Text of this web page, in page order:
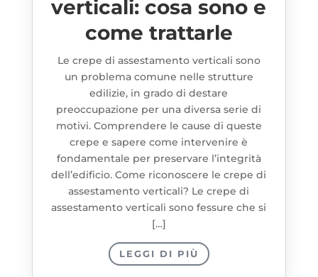
verticali: cosa sono e
come trattarle
Le crepe di assestamento verticali sono
un problema comune nelle strutture
edilizie, in grado di destare
preoccupazione per una diversa serie di
motivi. Comprendere le cause di queste
crepe e sapere come intervenire è
fondamentale per preservare l’integrità
dell’edificio. Come riconoscere le crepe di
assestamento verticali? Le crepe di
assestamento verticali sono fessure che si
[…]
LEGGI DI PIÙ